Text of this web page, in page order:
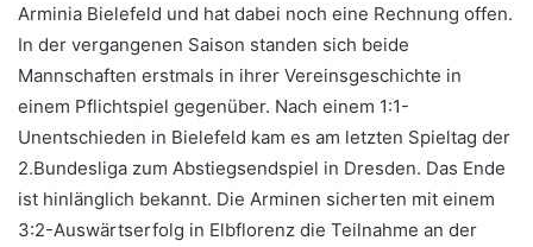
Arminia Bielefeld und hat dabei noch eine Rechnung offen.
In der vergangenen Saison standen sich beide
Mannschaften erstmals in ihrer Vereinsgeschichte in
einem Pflichtspiel gegenüber. Nach einem 1:1-
Unentschieden in Bielefeld kam es am letzten Spieltag der
2.Bundesliga zum Abstiegsendspiel in Dresden. Das Ende
ist hinlänglich bekannt. Die Arminen sicherten mit einem
3:2-Auswärtserfolg in Elbflorenz die Teilnahme an der